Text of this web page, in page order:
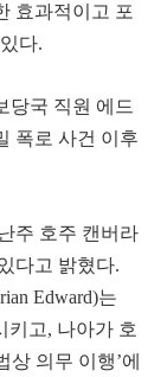
효과적이고 포
다.
당국 직원 에드
폭로 사건 이후
주 호주 캔버라
다고 밝혔다.
Edward)는
키고, 나아가 호
상 의무 이행’에